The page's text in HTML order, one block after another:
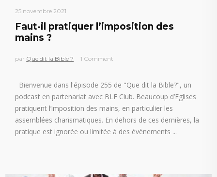
25 novembre 2021
Faut-il pratiquer l’imposition des
mains ?
par Que dit la Bible ? 1 Comment
Bienvenue dans l'épisode 255 de "Que dit la Bible?", un
podcast en partenariat avec BLF Club. Beaucoup d’Eglises
pratiquent l’imposition des mains, en particulier les
assemblées charismatiques. En dehors de ces dernières, la
pratique est ignorée ou limitée à des évènements